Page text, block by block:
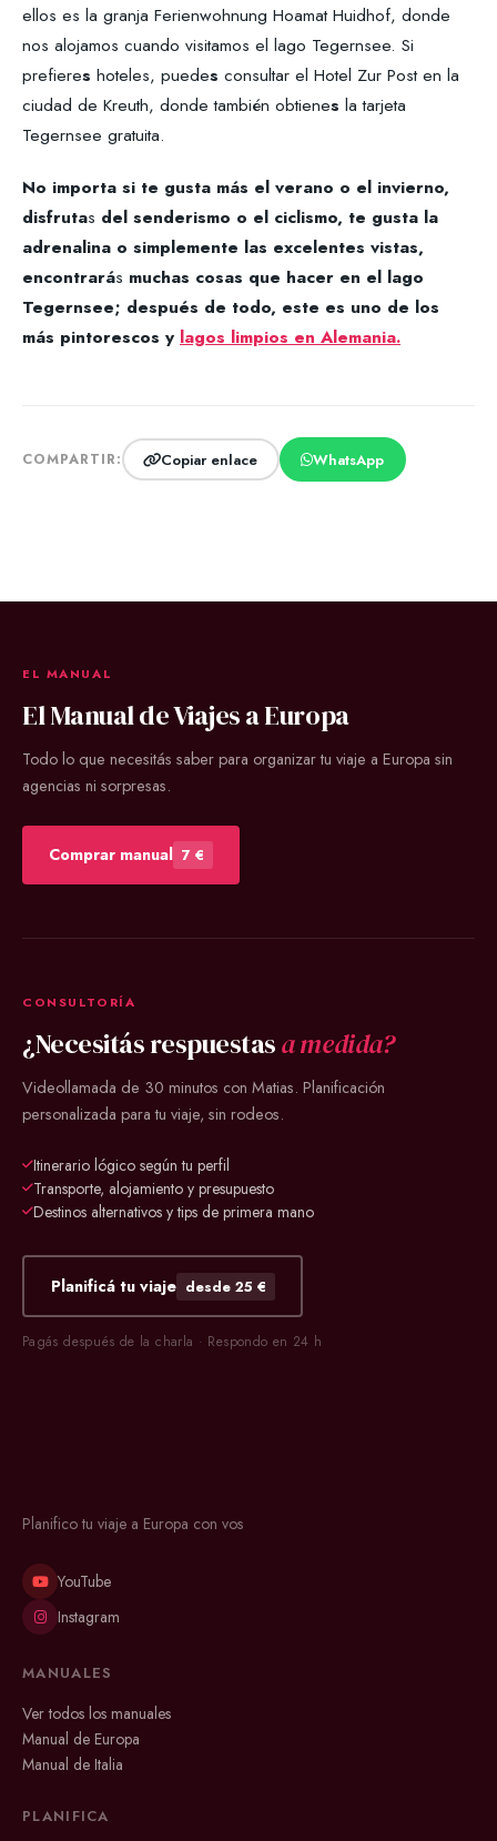
ellos es la granja Ferienwohnung Hoamat Huidhof, donde
nos alojamos cuando visitamos el lago Tegernsee. Si
prefieres hoteles, puedes consultar el Hotel Zur Post en la
ciudad de Kreuth, donde también obtienes la tarjeta
Tegernsee gratuita.
No importa si te gusta más el verano o el invierno,
disfrutas del senderismo o el ciclismo, te gusta la
adrenalina o simplemente las excelentes vistas,
encontrarás muchas cosas que hacer en el lago
Tegernsee; después de todo, este es uno de los
más pintorescos y lagos limpios en Alemania.
COMPARTIR: Copiar enlace WhatsApp
EL MANUAL
El Manual de Viajes a Europa
Todo lo que necesitás saber para organizar tu viaje a Europa sin
agencias ni sorpresas.
Comprar manual 7 €
CONSULTORÍA
¿Necesitás respuestasa medida?
Videollamada de 30 minutos con Matias. Planificación
personalizada para tu viaje, sin rodeos.
Itinerario lógico según tu perfil
Transporte, alojamiento y presupuesto
Destinos alternativos y tips de primera mano
Planificá tu viaje desde 25 €
Pagás después de la charla · Respondo en 24 h
Planifico tu viaje a Europa con vos
YouTube
Instagram
MANUALES
Ver todos los manuales
Manual de Europa
Manual de Italia
PLANIFICA